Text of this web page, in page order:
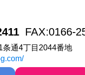
FAX:0166-
条通4丁目2044番地